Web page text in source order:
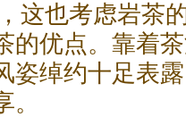
这也考虑岩茶
的优点。靠着
姿绰约十足表